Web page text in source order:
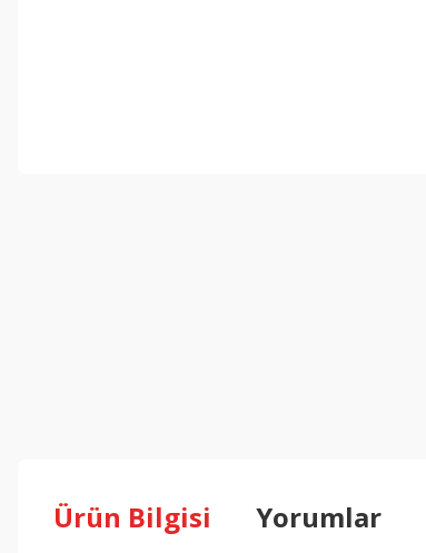
Ürün Bilgisi Yorumlar